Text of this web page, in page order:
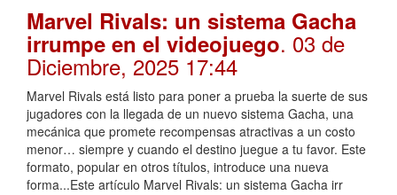
Marvel Rivals: un sistema Gacha
irrumpe en el videojuego. 03 de
Diciembre, 2025 17:44
Marvel Rivals está listo para poner a prueba la suerte de sus
jugadores con la llegada de un nuevo sistema Gacha, una
mecánica que promete recompensas atractivas a un costo
menor… siempre y cuando el destino juegue a tu favor. Este
formato, popular en otros títulos, introduce una nueva
forma...Este artículo Marvel Rivals: un sistema Gacha irr